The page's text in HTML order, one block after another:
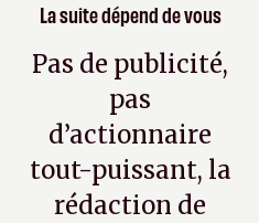
La suite dépend de vous
Pas de publicité,
pas
d’actionnaire
tout-puissant, la
rédaction de